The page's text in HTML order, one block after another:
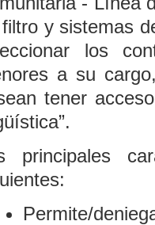
y sistemas
los
a su
tener
principales
Permite/